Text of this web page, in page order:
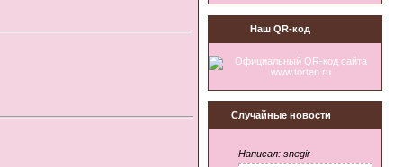
Наш QR-код
Случайные новости
Написал: snegir